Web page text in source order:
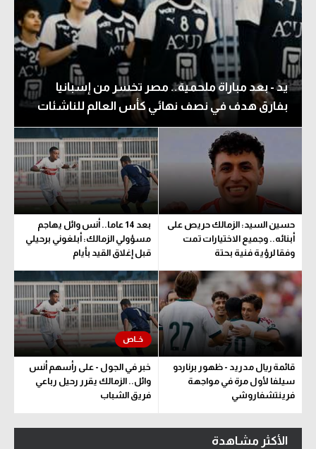
يد - بعد مباراة ملحمية.. مصر تخسر من إسبانيا
بفارق هدف في نصف نهائي كأس العالم للناشئات
حسين السيد: الزمالك حريص على
أبنائه.. وجميع الاختيارات تمت
وفقا لرؤية فنية بحتة
بعد 14 عاما.. أنس وائل يهاجم
مسؤولي الزمالك: أبلغوني برحيلي
قبل إغلاق القيد بأيام
قائمة ريال مدريد - ظهور برناردو
سيلفا لأول مرة في مواجهة
فرينتشفاروشي
خبر في الجول - على رأسهم أنس
وائل.. الزمالك يقرر رحيل رباعي
فريق الشباب
الأكثر مشاهدة